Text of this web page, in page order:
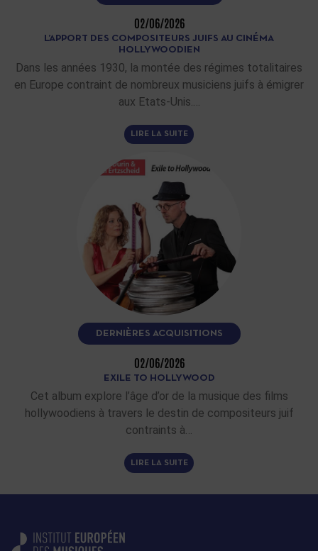
02/06/2026
L’APPORT DES COMPOSITEURS JUIFS AU CINÉMA
HOLLYWOODIEN
Dans les années 1930, la montée des régimes totalitaires
en Europe contraint de nombreux musiciens juifs à émigrer
aux Etats-Unis.…
LIRE LA SUITE
DERNIÈRES ACQUISITIONS
02/06/2026
EXILE TO HOLLYWOOD
Cet album explore l’âge d’or de la musique des films
hollywoodiens à travers le destin de compositeurs juif
contraints à…
LIRE LA SUITE